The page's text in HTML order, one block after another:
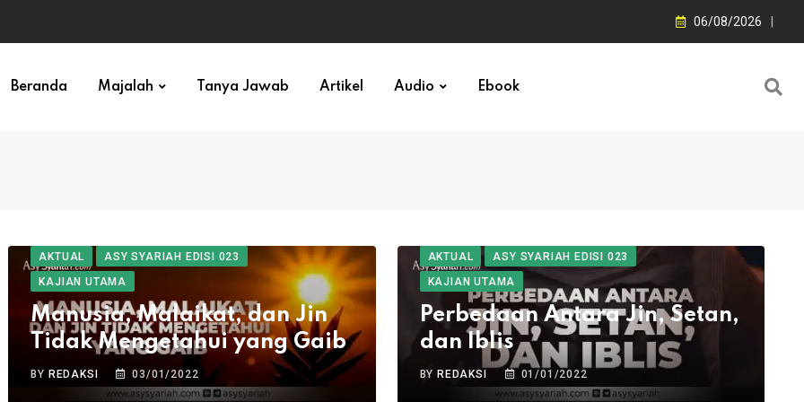
06/08/2026
Beranda Majalah Tanya Jawab Artikel Audio Ebook
AKTUAL
ASY SYARIAH EDISI 023
KAJIAN UTAMA
Manusia, Malaikat, dan Jin
Tidak Mengetahui yang Gaib
BY REDAKSI 03/01/2022
AKTUAL
ASY SYARIAH EDISI 023
KAJIAN UTAMA
Perbedaan Antara Jin, Setan,
dan Iblis
BY REDAKSI 01/01/2022